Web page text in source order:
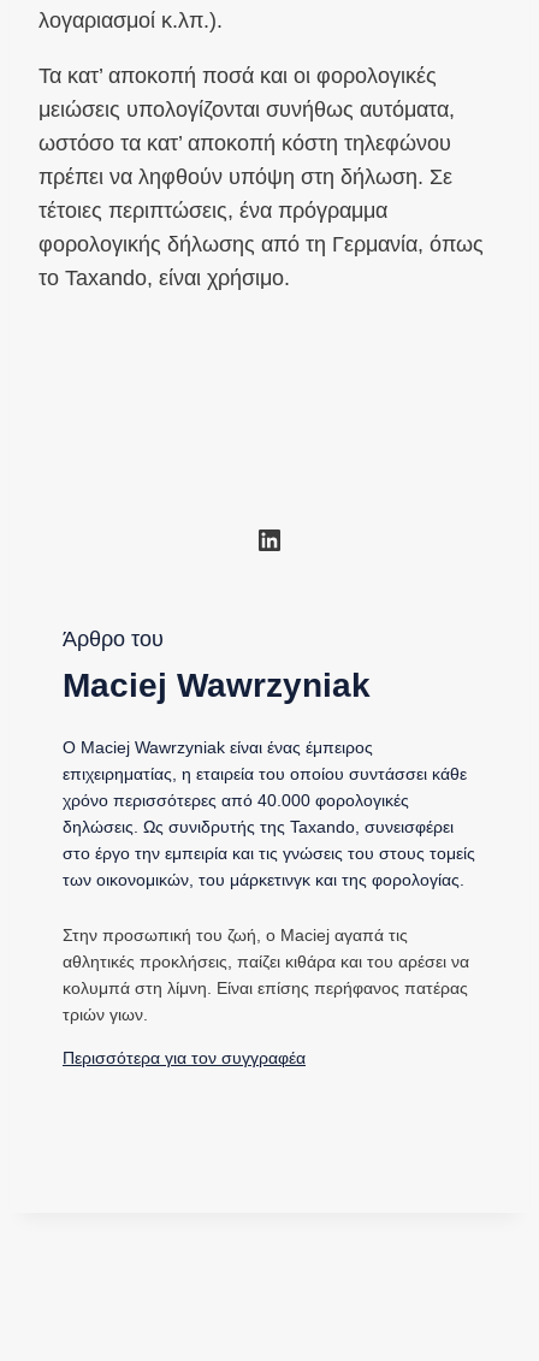
λογαριασμοί κ.λπ.).
Τα κατ’ αποκοπή ποσά και οι φορολογικές
μειώσεις υπολογίζονται συνήθως αυτόματα,
ωστόσο τα κατ’ αποκοπή κόστη τηλεφώνου
πρέπει να ληφθούν υπόψη στη δήλωση. Σε
τέτοιες περιπτώσεις, ένα πρόγραμμα
φορολογικής δήλωσης από τη Γερμανία, όπως
το Taxando, είναι χρήσιμο.
Linkedin
Άρθρο του
Maciej Wawrzyniak
Ο Maciej Wawrzyniak είναι ένας έμπειρος
επιχειρηματίας, η εταιρεία του οποίου συντάσσει κάθε
χρόνο περισσότερες από 40.000 φορολογικές
δηλώσεις. Ως συνιδρυτής της Taxando, συνεισφέρει
στο έργο την εμπειρία και τις γνώσεις του στους τομείς
των οικονομικών, του μάρκετινγκ και της φορολογίας.
Στην προσωπική του ζωή, ο Maciej αγαπά τις
αθλητικές προκλήσεις, παίζει κιθάρα και του αρέσει να
κολυμπά στη λίμνη. Είναι επίσης περήφανος πατέρας
τριών γιων.
Περισσότερα για τον συγγραφέα